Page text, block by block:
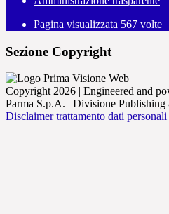
Pagina visualizzata 567 volte
Sezione Copyright
Copyright 2026 | Engineered and
Parma S.p.A. | Divisione
Disclaimer trattamento dati personali